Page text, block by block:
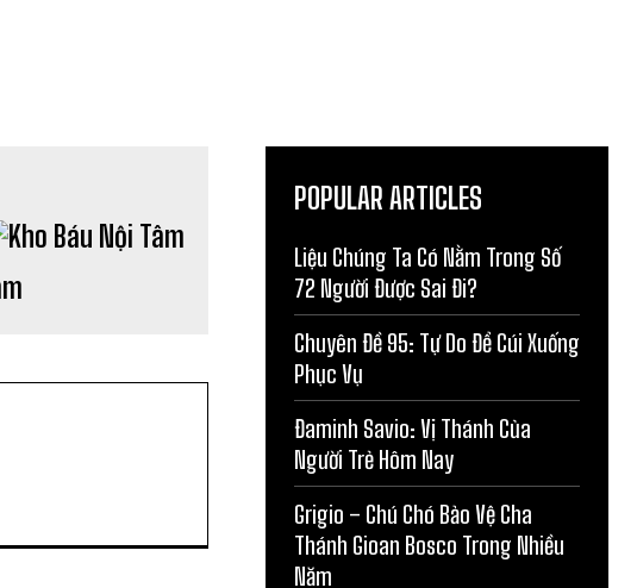
POPULAR ARTICLES
Liệu Chúng Ta Có Nằm Trong Số
72 Người Được Sai Đi?
Chuyên Đề 95: Tự Do Để Cúi Xuống
Phục Vụ
Đaminh Savio: Vị Thánh Của
Người Trẻ Hôm Nay
Grigio – Chú Chó Bảo Vệ Cha
Thánh Gioan Bosco Trong Nhiều
Năm